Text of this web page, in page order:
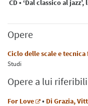
CD • ‘Dal classico al
Opere
Ciclo delle scale e
Studi
Opere a lui riferibili
For Love • Di Grazia,